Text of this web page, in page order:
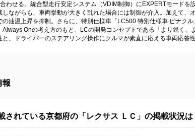
わせる。統合型走行安定システム（VDIM制御）にEXPERTモード
しながらも、車両挙動が大きく乱れた場合には制御が介入。加えて
油温上昇を抑制。さらに、特別仕様車「LC500 特別仕様車 ピナク
Onの考え方のもと、LCの開発コンセプトである「より鋭く
、ドライバーのステアリング操作にクルマが素直に応える車両応答
報
されている京都府の「レクサス ＬＣ」の掲載状況は